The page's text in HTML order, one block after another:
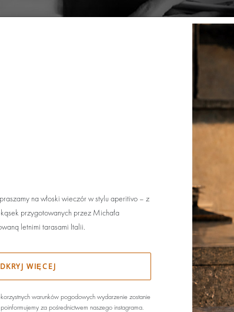
na włoski wieczór w stylu aperitivo – z
przygotowanych przez Michała
letnimi tarasami Italii.
WIĘCEJ
warunków pogodowych wydarzenie zostanie
za pośrednictwem naszego instagrama.